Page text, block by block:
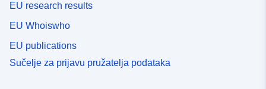
EU research results
EU Whoiswho
EU publications
Sučelje za prijavu pružatelja podataka